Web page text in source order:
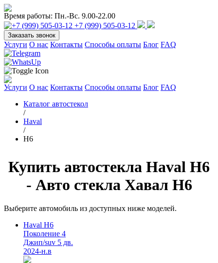
Время работы: Пн.-Вс. 9.00-22.00
+7 (999) 505-03-12
Заказать звонок
Услуги О нас Контакты Способы оплаты Блог FAQ
Услуги О нас Контакты Способы оплаты Блог FAQ
Каталог автостекол
/
Haval
/
H6
Купить автостекла Haval H6
- Авто стекла Хавал H6
Выберите автомобиль из доступных ниже моделей.
Haval H6
Поколение 4
Джип/suv 5 дв.
2024-н.в